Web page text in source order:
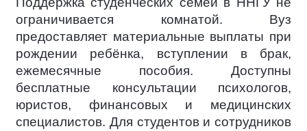
ограничивается комнатой. Вуз
предоставляет материальные выплаты при
рождении ребёнка, вступлении в брак,
ежемесячные пособия. Доступны
бесплатные консультации психологов,
юристов, финансовых и медицинских
специалистов. Для студентов и сотрудников